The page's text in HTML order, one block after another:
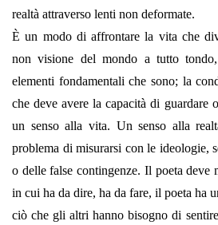
realtà attraverso lenti non deformate.
È un modo di affrontare la vita che
non visione del mondo a tutto
elementi fondamentali che sono; la
che deve avere la capacità di guardare
un senso alla vita. Un senso alla
problema di misurarsi con le ideologie,
o delle false contingenze. Il poeta deve
in cui ha da dire, ha da fare, il poeta ha
ciò che gli altri hanno bisogno di